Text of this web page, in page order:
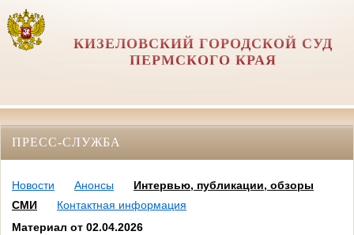
КИЗЕЛОВСКИЙ ГОРОДСКОЙ СУД
ПЕРМСКОГО КРАЯ
ПРЕСС-СЛУЖБА
Новости Анонсы
Интервью, публикации, обзоры
СМИ
Контактная информация
Материал от 02.04.2026